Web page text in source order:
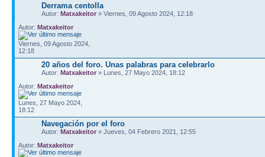
Derrama centolla
Autor: Matxakeitor » Viernes, 09 Agosto 2024, 12:18
Autor: Matxakeitor
Viernes, 09 Agosto 2024,
12:18
20 años del foro. Unas palabras para celebrarlo
Autor: Matxakeitor » Lunes, 27 Mayo 2024, 18:12
Autor: Matxakeitor
Lunes, 27 Mayo 2024,
18:12
Navegación por el foro
Autor: Matxakeitor » Jueves, 04 Febrero 2021, 12:55
Autor: Matxakeitor